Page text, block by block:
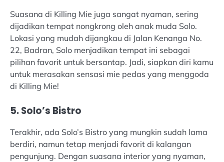
Suasana di Killing Mie juga sangat nyaman, sering
dijadikan tempat nongkrong oleh anak muda Solo.
Lokasi yang mudah dijangkau di Jalan Kenanga No.
22, Badran, Solo menjadikan tempat ini sebagai
pilihan favorit untuk bersantap. Jadi, siapkan diri kamu
untuk merasakan sensasi mie pedas yang menggoda
di Killing Mie!
5. Solo’s Bistro
Terakhir, ada Solo’s Bistro yang mungkin sudah lama
berdiri, namun tetap menjadi favorit di kalangan
pengunjung. Dengan suasana interior yang nyaman,